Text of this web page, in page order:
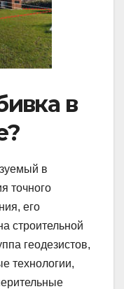
в
в
точного
его
строительной
геодезистов,
технологии,